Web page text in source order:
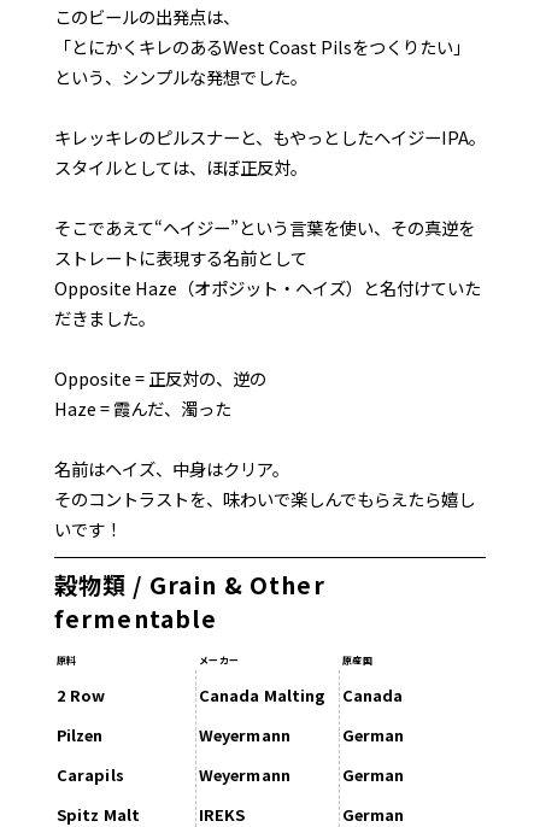
このビールの出発点は、
「とにかくキレのあるWest Coast Pilsをつくりたい」
という、シンプルな発想でした。
キレッキレのピルスナーと、もやっとしたヘイジーIPA。
スタイルとしては、ほぼ正反対。
そこであえて“ヘイジー”という言葉を使い、その真逆を
ストレートに表現する名前として
Opposite Haze（オポジット・ヘイズ）と名付けていた
だきました。
Opposite = 正反対の、逆の
Haze = 霞んだ、濁った
名前はヘイズ、中身はクリア。
そのコントラストを、味わいで楽しんでもらえたら嬉し
いです！
穀物類 / Grain & Other
fermentable
原料 メーカー 原産国
2 Row Canada Malting
Canada
Pilzen
Weyermann
German
Carapils
Weyermann
German
Spitz Malt
IREKS
German